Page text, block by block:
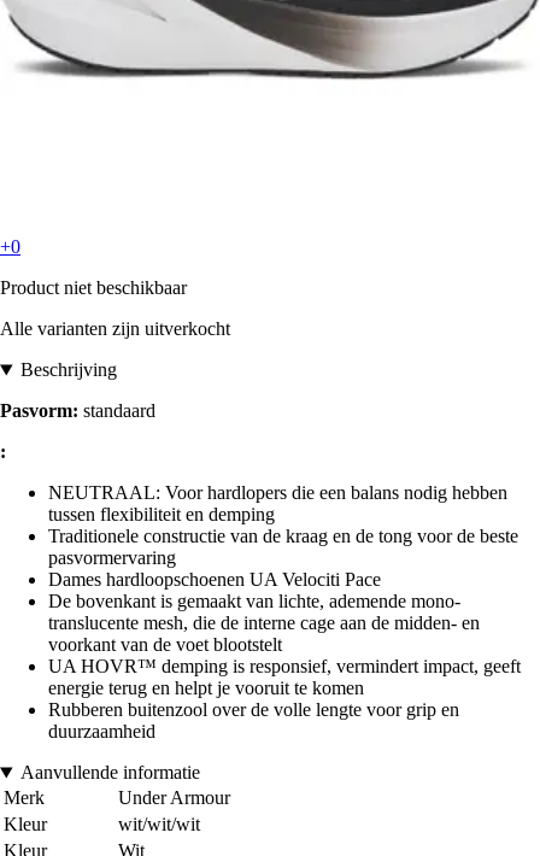
+0
Product niet beschikbaar
Alle varianten zijn uitverkocht
Beschrijving
Pasvorm: standaard
:
NEUTRAAL: Voor hardlopers die een balans nodig hebben
tussen flexibiliteit en demping
Traditionele constructie van de kraag en de tong voor de beste
pasvormervaring
Dames hardloopschoenen UA Velociti Pace
De bovenkant is gemaakt van lichte, ademende mono-
translucente mesh, die de interne cage aan de midden- en
voorkant van de voet blootstelt
UA HOVR™ demping is responsief, vermindert impact, geeft
energie terug en helpt je vooruit te komen
Rubberen buitenzool over de volle lengte voor grip en
duurzaamheid
Aanvullende informatie
Merk
Under Armour
Kleur
wit/wit/wit
Kleur
Wit